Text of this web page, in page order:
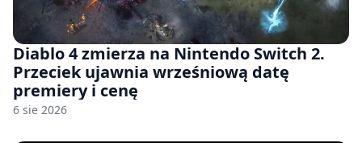
Diablo 4 zmierza na Nintendo Switch 2.
Przeciek ujawnia wrześniową datę
premiery i cenę
6 sie 2026